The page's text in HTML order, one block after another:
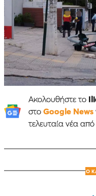
Ακολουθήστε το
στο Google News
τελευταία νέα
Ο